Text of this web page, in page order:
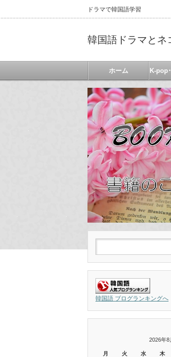
ドラマで韓国語学習
韓国語ドラマとネ
ホーム K-pop
韓国語 ブログランキングへ
2026年8
月 火 水 木